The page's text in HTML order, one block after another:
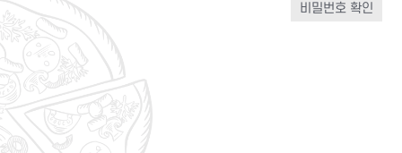
비밀번호 확인